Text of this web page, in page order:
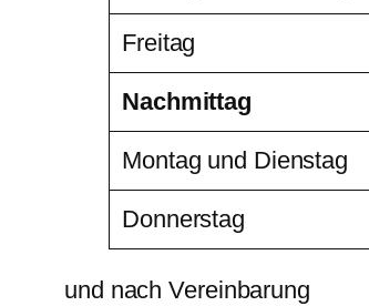
Freitag
Nachmittag
Montag und Dienstag
Donnerstag
und nach Vereinbarung